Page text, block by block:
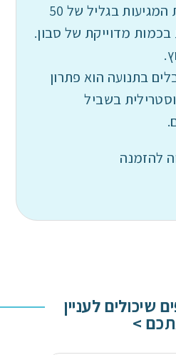
אלו רצעות ספוג דקות המגיעות בגליל של 50
מדוייקת של סבון.
בתנועה הוא פתרון
בשביל
להזמנה
שיכולים לעניין
>